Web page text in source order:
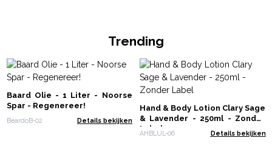
Trending
Baard Olie - 1 Liter - Noorse
Spar - Regenereer!
BeardoB-02 Details bekijken
Hand & Body Lotion Clary Sage
& Lavender - 250ml - Zonder
Label
AHBLUL-06 Details bekijken